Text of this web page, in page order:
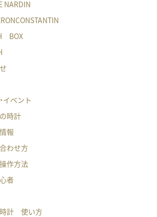
NARDIN
BOX
イベント
時計
報
わせ方
作方法
者
計 使い方